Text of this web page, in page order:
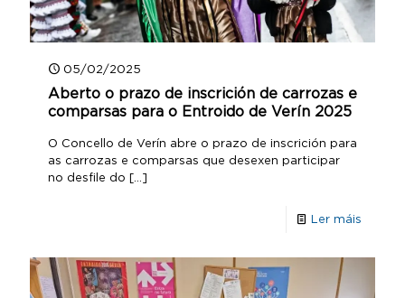
05/02/2025
Aberto o prazo de inscrición de carrozas e
comparsas para o Entroido de Verín 2025
O Concello de Verín abre o prazo de inscrición para
as carrozas e comparsas que desexen participar
no desfile do […]
Ler máis